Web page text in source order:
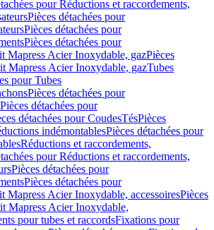
pour Réductions et raccordements,
Pièces détachées pour
Pièces détachées pour
Pièces détachées pour
Mapress Acier Inoxydable, gazPièces
Mapress Acier Inoxydable, gazTubes
pour Tubes
Pièces détachées pour
Pièces détachées pour
détachées pour CoudesTésPièces
indémontablesPièces détachées pour
Réductions et raccordements,
pour Réductions et raccordements,
Pièces détachées pour
Pièces détachées pour
Mapress Acier Inoxydable, accessoiresPièces
Mapress Acier Inoxydable,
pour tubes et raccordsFixations pour